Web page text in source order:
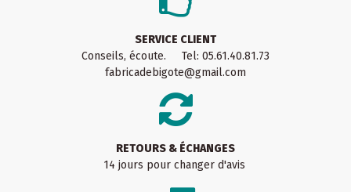
SERVICE CLIENT
Conseils, écoute. Tel: 05.61.40.81.73
fabricadebigote@gmail.com
RETOURS & ÉCHANGES
14 jours pour changer d'avis